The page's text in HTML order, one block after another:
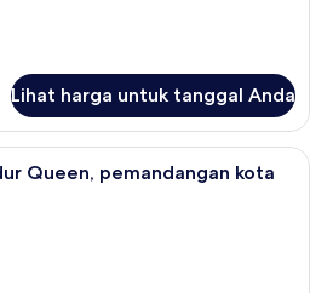
Lihat harga untuk tanggal Anda
Smart TV 58-inci dengan saluran TV
Queen, pemandangan kota